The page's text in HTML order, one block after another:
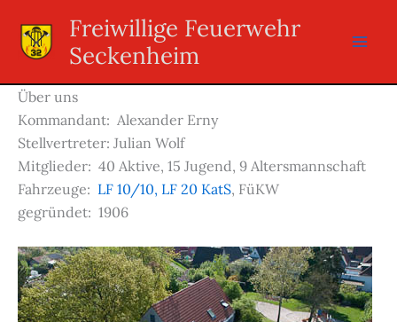
Inhalt
springen
Freiwillige Feuerwehr
Seckenheim
Über uns
Kommandant: Alexander Erny
Stellvertreter: Julian Wolf
Mitglieder: 40 Aktive, 15 Jugend, 9 Altersmannschaft
Fahrzeuge: LF 10/10, LF 20 KatS, FüKW
gegründet: 1906